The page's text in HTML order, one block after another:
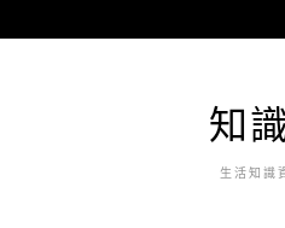
至
知
生活知識